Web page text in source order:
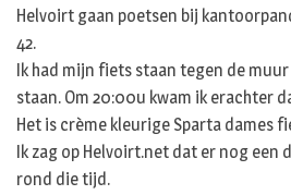
Helvoirt gaan poetsen bij
42.
Ik had mijn fiets staan tegen de
staan. Om 20:00u kwam ik erachter
Het is crème kleurige Sparta dames
Ik zag op Helvoirt.net dat er nog een
rond die tijd.